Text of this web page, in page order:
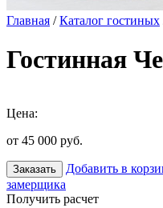
Главная /Каталог гостиных
Гостинная
Цена:
от 45 000 руб.
Заказать Добавить в
замерщика
Получить расчет